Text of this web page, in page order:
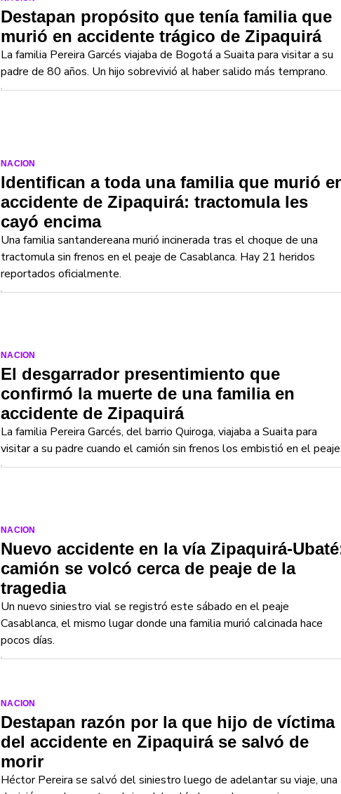
Destapan propósito que tenía familia que
murió en accidente trágico de Zipaquirá
La familia Pereira Garcés viajaba de Bogotá a Suaita para visitar a su
padre de 80 años. Un hijo sobrevivió al haber salido más temprano.
NACION
Identifican a toda una familia que murió
accidente de Zipaquirá: tractomula les
cayó encima
Una familia santandereana murió incinerada tras el choque de una
tractomula sin frenos en el peaje de Casablanca. Hay 21 heridos
reportados oficialmente.
NACION
El desgarrador presentimiento que
confirmó la muerte de una familia en
accidente de Zipaquirá
La familia Pereira Garcés, del barrio Quiroga, viajaba a Suaita para
visitar a su padre cuando el camión sin frenos los embistió en el
NACION
Nuevo accidente en la vía Zipaquirá-
camión se volcó cerca de peaje de la
tragedia
Un nuevo siniestro vial se registró este sábado en el peaje
Casablanca, el mismo lugar donde una familia murió calcinada hace
pocos días.
NACION
Destapan razón por la que hijo de víctima
del accidente en Zipaquirá se salvó de
morir
Héctor Pereira se salvó del siniestro luego de adelantar su viaje, una